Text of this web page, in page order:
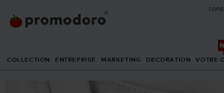
COLLECTION ENTREPRISE MARKETING DECORATION VOTRE